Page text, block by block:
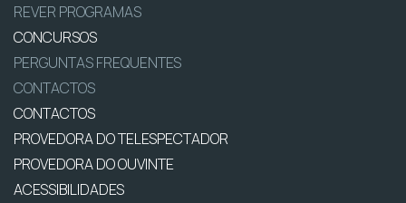
REVER PROGRAMAS
CONCURSOS
PERGUNTAS FREQUENTES
CONTACTOS
CONTACTOS
PROVEDORA DO TELESPECTADOR
PROVEDORA DO OUVINTE
ACESSIBILIDADES